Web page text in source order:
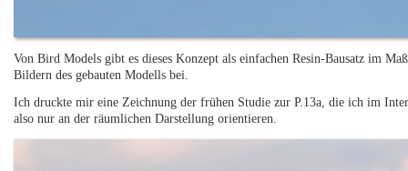
Von Bird Models gibt es dieses Konzept als einfachen Resin-Bausatz im
Bildern des gebauten Modells bei.
Ich druckte mir eine Zeichnung der frühen Studie zur P.13a, die ich im
also nur an der räumlichen Darstellung orientieren.